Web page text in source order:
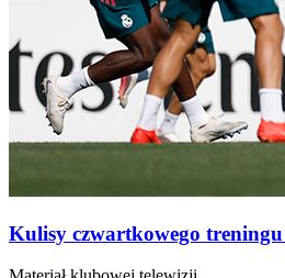
Kulisy czwartkowego